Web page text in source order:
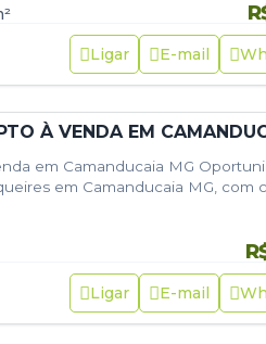
Ligar E-mail
À VENDA EM
em Camanducaia MG
em Camanducaia MG, com
Ligar E-mail